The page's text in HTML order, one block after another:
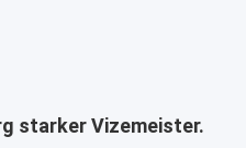
starker Vizemeister.